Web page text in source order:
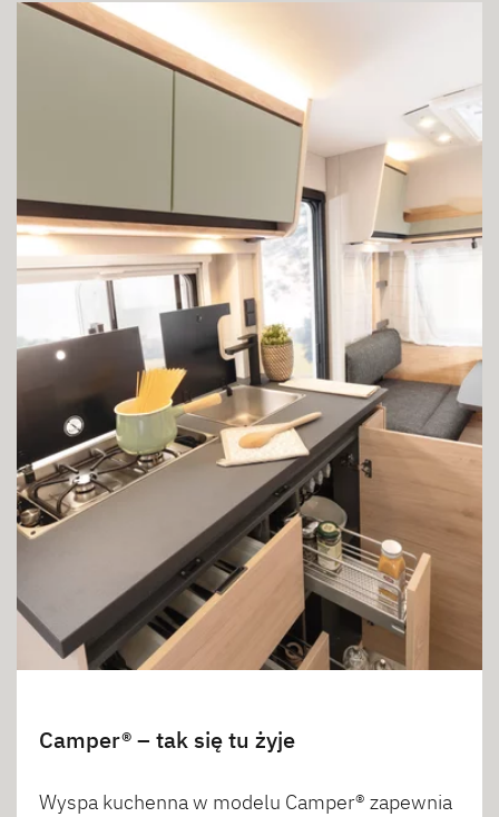
Camper® – tak się tu żyje
Wyspa kuchenna w modelu Camper® zapewnia